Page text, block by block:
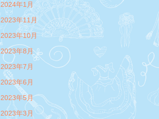
2024年1月
2023年11月
2023年10月
2023年8月
2023年7月
2023年6月
2023年5月
2023年3月